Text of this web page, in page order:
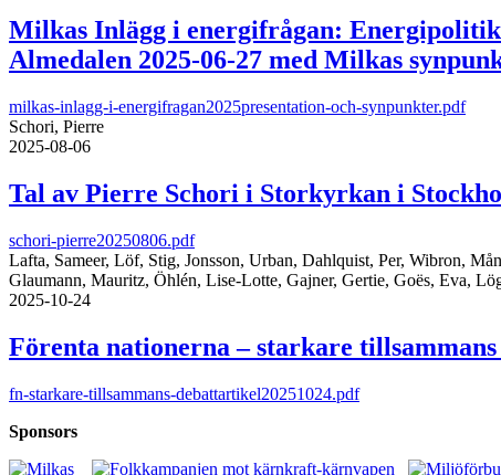
Milkas Inlägg i energifrågan:
Almedalen 2025-06-27 med Milkas
milkas-inlagg-i-energifragan2025presentation-och-synpunkter.pdf
Schori, Pierre
2025-08-06
Tal av Pierre Schori i Storkyrkan i
schori-pierre20250806.pdf
Lafta, Sameer, Löf, Stig, Jonsson, Urban, Dahlquist, Per, Wibron,
Glaumann, Mauritz, Öhlén, Lise-Lotte, Gajner, Gertie, Goës, Eva,
2025-10-24
Förenta nationerna – starkare
fn-starkare-tillsammans-debattartikel20251024.pdf
Sponsors